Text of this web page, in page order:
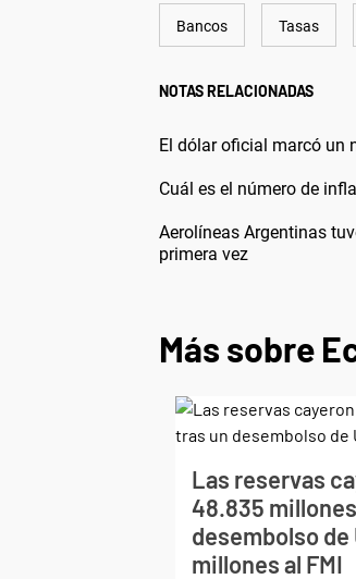
Bancos Tasas
NOTAS RELACIONADAS
El dólar oficial marcó un
Cuál es el número de
Aerolíneas Argentinas
primera vez
Más sobre
Las reservas
48.835
desembolso de
millones al FMI